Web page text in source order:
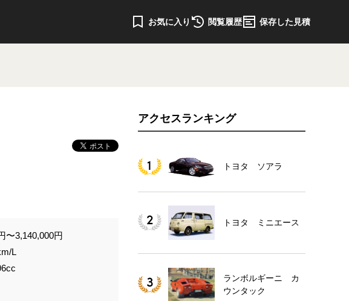
お気に入り 閲覧履歴 保存した見積
〜3,140,000円
L
アクセスランキング
トヨタ ソアラ
トヨタ ミニエース
ランボルギーニ カ
ウンタック